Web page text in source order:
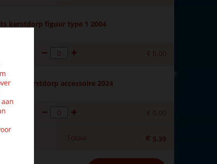
kerstdorp figuur type 1 2004
€ 0,00
kerstdorp accessoire 2024
€ 0,00
Totaal € 5,39